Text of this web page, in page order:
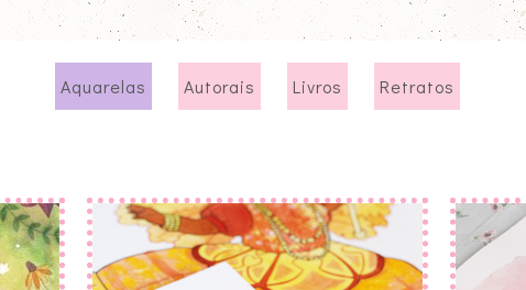
Aquarelas Autorais Livros Retratos